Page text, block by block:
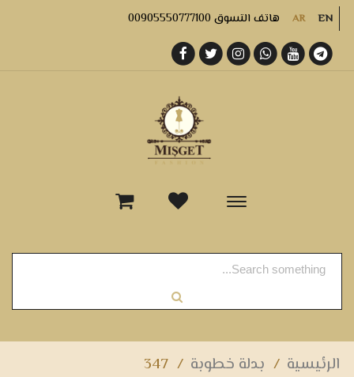
AR EN هاتف التسوق 00905550777100
-
الرئيسية / بدلة خطوبة /
347